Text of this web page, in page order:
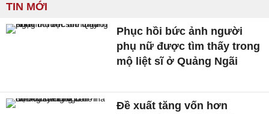
TIN MỚI
Phục hồi bức ảnh người
phụ nữ được tìm thấy trong
mộ liệt sĩ ở Quảng Ngãi
Đề xuất tăng vốn hơn